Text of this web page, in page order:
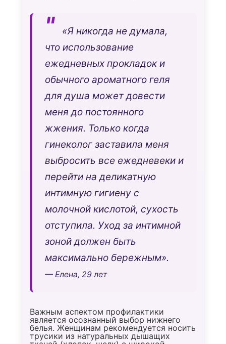
«Я никогда не думала,
что использование
ежедневных прокладок и
обычного ароматного геля
для душа может довести
меня до постоянного
жжения. Только когда
гинеколог заставила меня
выбросить все ежедневеки и
перейти на деликатную
интимную гигиену с
молочной кислотой, сухость
отступила. Уход за интимной
зоной должен быть
максимально бережным».
— Елена, 29 лет
Важным аспектом профилактики
является осознанный выбор нижнего
белья. Женщинам рекомендуется носить
трусики из натуральных дышащих